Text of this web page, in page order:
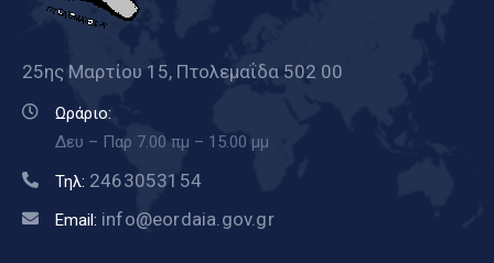
25ης Μαρτίου 15, Πτολεμαΐδα 502 00
Ωράριο:
Δευ – Παρ 7.00 πμ – 15.00 μμ
Τηλ: 2463053154
Email: info@eordaia.gov.gr